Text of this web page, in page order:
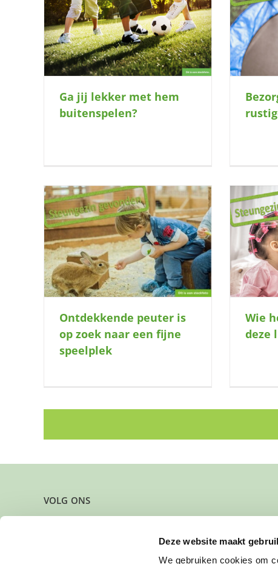
Deze website maakt
We gebruiken cookies om
Ga jij lekker met hem
buitenspelen?
Bezorg jij haar een rustige en fijne
dag?
Ontdekkende peuter is
op zoek naar een fijne
speelplek
Wie heeft er ruimte voor deze lieve
knutselaar?
Wie
deze
VOLG ONS